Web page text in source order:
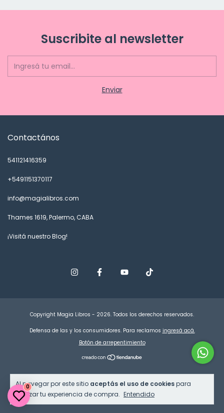
Al navegar por este sitio aceptás el uso de cookiespara
agilizar tu experiencia de compra. Entendido
Suscribite al newsletter
Contactános
541121416359
+5491151370117
info@magialibros.com
Thames 1619, Palermo, CABA
¡Visitá nuestro Blog!
Copyright Magia Libros - 2026. Todos los derechos reservados.
Defensa de las y los consumidores. Para reclamos ingresá acá.
Botón de arrepentimiento
0